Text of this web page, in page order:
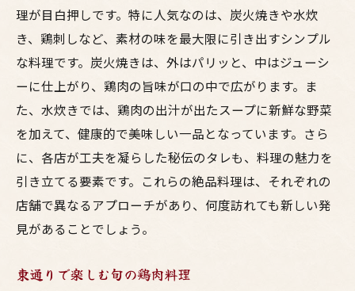
理が目白押しです。特に人気なのは、炭火焼きや水炊
き、鶏刺しなど、素材の味を最大限に引き出すシンプル
な料理です。炭火焼きは、外はパリッと、中はジューシ
ーに仕上がり、鶏肉の旨味が口の中で広がります。ま
た、水炊きでは、鶏肉の出汁が出たスープに新鮮な野菜
を加えて、健康的で美味しい一品となっています。さら
に、各店が工夫を凝らした秘伝のタレも、料理の魅力を
引き立てる要素です。これらの絶品料理は、それぞれの
店舗で異なるアプローチがあり、何度訪れても新しい発
見があることでしょう。
東通りで楽しむ旬の鶏肉料理